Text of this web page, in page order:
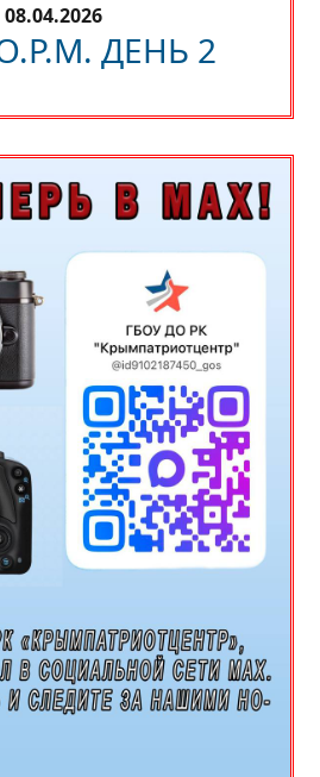
08.04.2026
ДЕНЬ 2